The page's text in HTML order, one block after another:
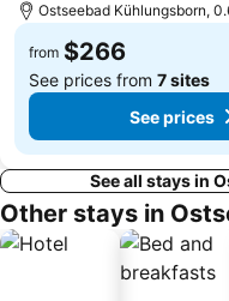
Ostseebad Kühlungsborn,
from $266
See prices from 7 sites
See prices
See all stays in
Other stays in